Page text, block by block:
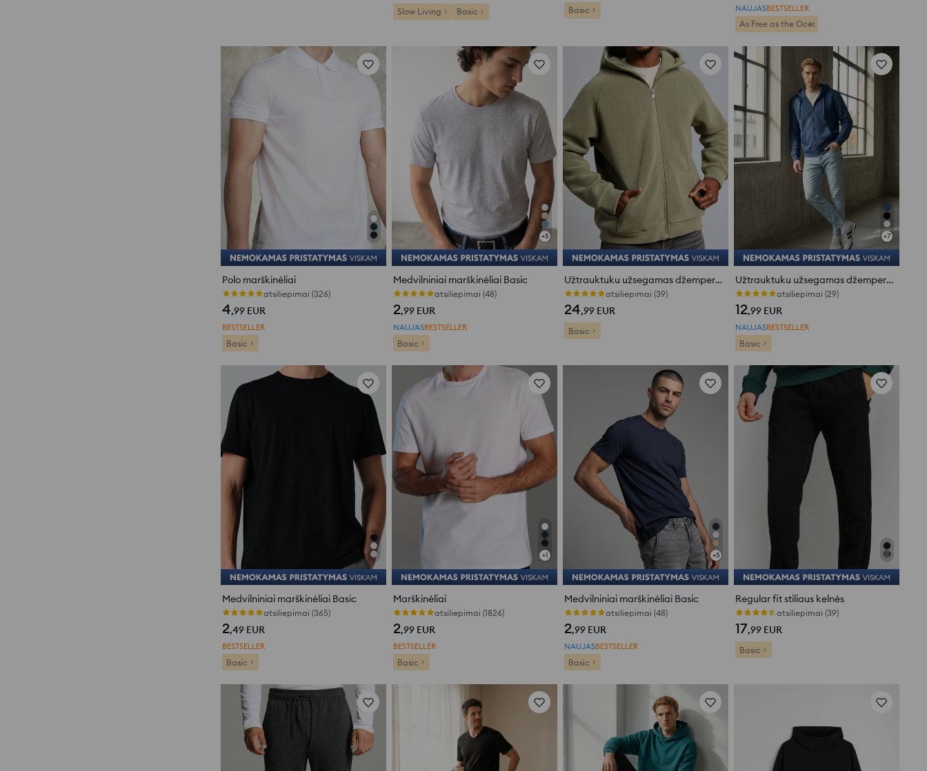
Slow Living Basic Basic NAUJASBESTSELLER
As Free as the Ocean
Polo marškinėliai
atsiliepimai (326)
4,99 EUR
BESTSELLER
Basic
+5
Medvilniniai marškinėliai Basic
atsiliepimai (48)
2,99 EUR
NAUJASBESTSELLER
Basic
Užtrauktuku užsegamas džemperis su gobtuvu
atsiliepimai (39)
24,99 EUR
Basic
+7
Užtrauktuku užsegamas džemperis su gobtuvu
atsiliepimai (29)
12,99 EUR
NAUJASBESTSELLER
Basic
Medvilniniai marškinėliai Basic
atsiliepimai (365)
2,49 EUR
BESTSELLER
Basic
+1
Marškinėliai
atsiliepimai (1826)
2,99 EUR
BESTSELLER
Basic
+5
Medvilniniai marškinėliai Basic
atsiliepimai (48)
2,99 EUR
NAUJASBESTSELLER
Basic
Regular fit stiliaus kelnės
atsiliepimai (39)
17,99 EUR
Basic